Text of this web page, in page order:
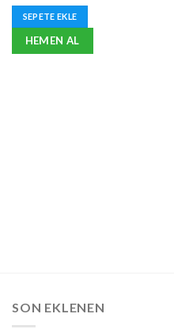
5.00oy
aldı
₺371,25.
SEPETE EKLE
HEMEN AL
SON EKLENEN